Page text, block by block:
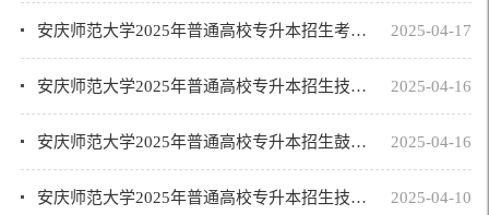
2025-04-17
安庆师范大学2025年普通高校专升本招生考试考生须知
2025-04-16
安庆师范大学2025年普通高校专升本招生技能大赛获奖及免试退役士兵面试结果公示
2025-04-16
安庆师范大学2025年普通高校专升本招生鼓励政策免试就学拟录取考生名单公示
2025-04-10
安庆师范大学2025年普通高校专升本招生技能大赛面试工作方案